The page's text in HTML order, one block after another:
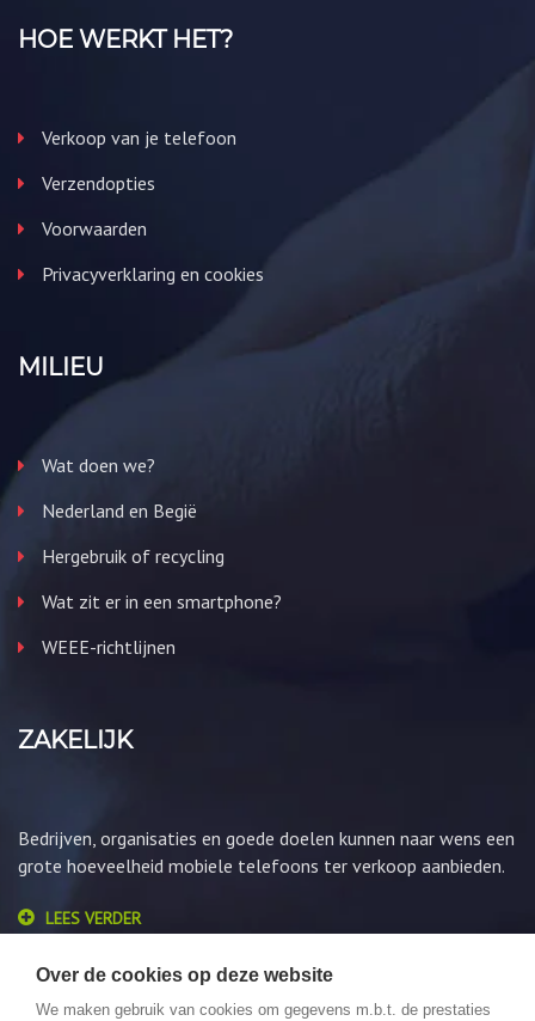
HOE WERKT HET?
Verkoop van je telefoon
Verzendopties
Voorwaarden
Privacyverklaring en cookies
MILIEU
Wat doen we?
Nederland en Begië
Hergebruik of recycling
Wat zit er in een smartphone?
WEEE-richtlijnen
ZAKELIJK
Bedrijven, organisaties en goede doelen kunnen naar wens een
grote hoeveelheid mobiele telefoons ter verkoop aanbieden.
LEES VERDER
Over de cookies op deze website
We maken gebruik van cookies om gegevens m.b.t. de prestaties